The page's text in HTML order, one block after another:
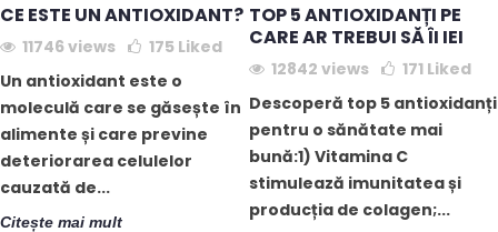
CE ESTE UN ANTIOXIDANT?
11746 views 175 Liked
Un antioxidant este o
moleculă care se găsește în
alimente și care previne
deteriorarea celulelor
cauzată de...
Citește mai mult
TOP 5 ANTIOXIDANȚI PE
CARE AR TREBUI SĂ ÎI IEI
12842 views 171 Liked
Descoperă top 5 antioxidanți
pentru o sănătate mai
bună:1) Vitamina C
stimulează imunitatea și
producția de colagen;...